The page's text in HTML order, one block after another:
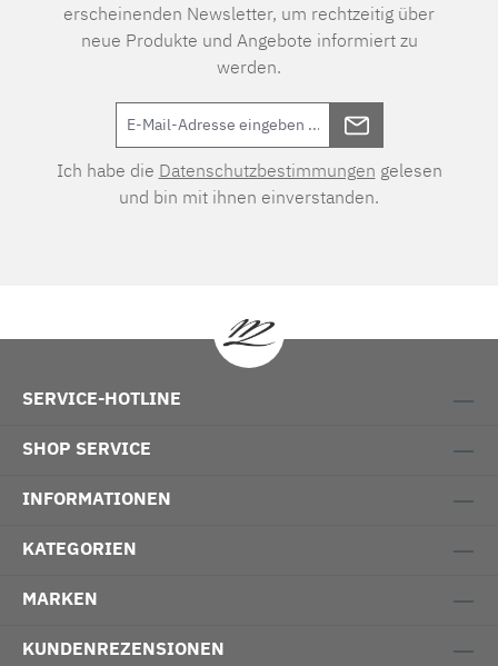
erscheinenden Newsletter, um rechtzeitig über
neue Produkte und Angebote informiert zu
werden.
Ich habe die Datenschutzbestimmungen gelesen
und bin mit ihnen einverstanden.
SERVICE-HOTLINE
SHOP SERVICE
INFORMATIONEN
KATEGORIEN
MARKEN
KUNDENREZENSIONEN